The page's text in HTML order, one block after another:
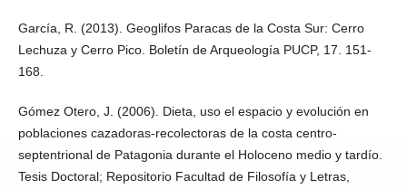
García, R. (2013). Geoglifos Paracas de la Costa Sur: Cerro
Lechuza y Cerro Pico. Boletín de Arqueología PUCP, 17. 151-
168.
Gómez Otero, J. (2006). Dieta, uso el espacio y evolución en
poblaciones cazadoras-recolectoras de la costa centro-
septentrional de Patagonia durante el Holoceno medio y tardío.
Tesis Doctoral; Repositorio Facultad de Filosofía y Letras,